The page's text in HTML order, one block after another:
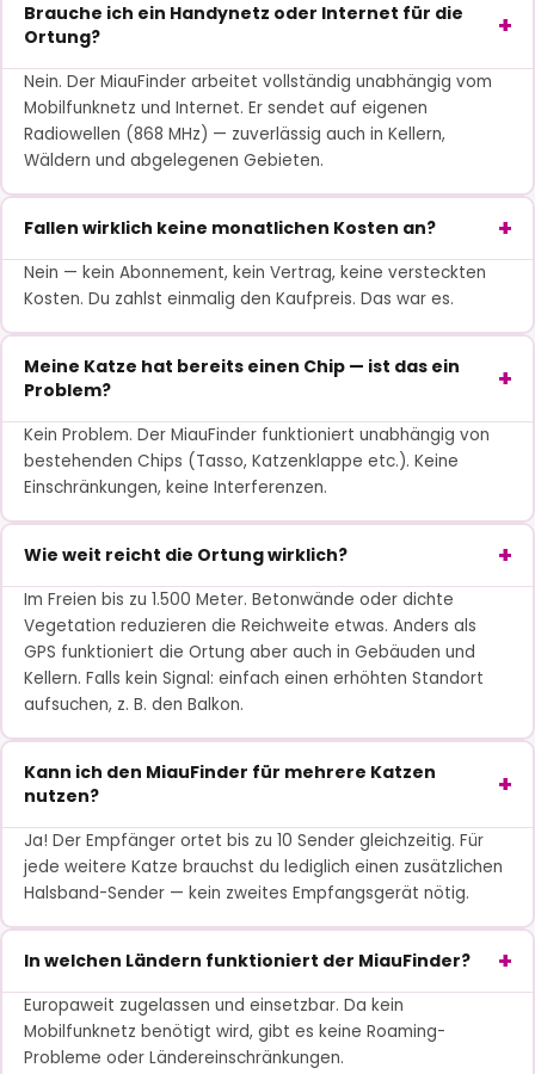
Brauche ich ein Handynetz oder Internet für die
Ortung?
Nein. Der MiauFinder arbeitet vollständig unabhängig vom
Mobilfunknetz und Internet. Er sendet auf eigenen
Radiowellen (868 MHz) — zuverlässig auch in Kellern,
Wäldern und abgelegenen Gebieten.
Fallen wirklich keine monatlichen Kosten an?
Nein — kein Abonnement, kein Vertrag, keine versteckten
Kosten. Du zahlst einmalig den Kaufpreis. Das war es.
Meine Katze hat bereits einen Chip — ist das ein
Problem?
Kein Problem. Der MiauFinder funktioniert unabhängig von
bestehenden Chips (Tasso, Katzenklappe etc.). Keine
Einschränkungen, keine Interferenzen.
Wie weit reicht die Ortung wirklich?
Im Freien bis zu 1.500 Meter. Betonwände oder dichte
Vegetation reduzieren die Reichweite etwas. Anders als
GPS funktioniert die Ortung aber auch in Gebäuden und
Kellern. Falls kein Signal: einfach einen erhöhten Standort
aufsuchen, z. B. den Balkon.
Kann ich den MiauFinder für mehrere Katzen
nutzen?
Ja! Der Empfänger ortet bis zu 10 Sender gleichzeitig. Für
jede weitere Katze brauchst du lediglich einen zusätzlichen
Halsband-Sender — kein zweites Empfangsgerät nötig.
In welchen Ländern funktioniert der MiauFinder?
Europaweit zugelassen und einsetzbar. Da kein
Mobilfunknetz benötigt wird, gibt es keine Roaming-
Probleme oder Ländereinschränkungen.